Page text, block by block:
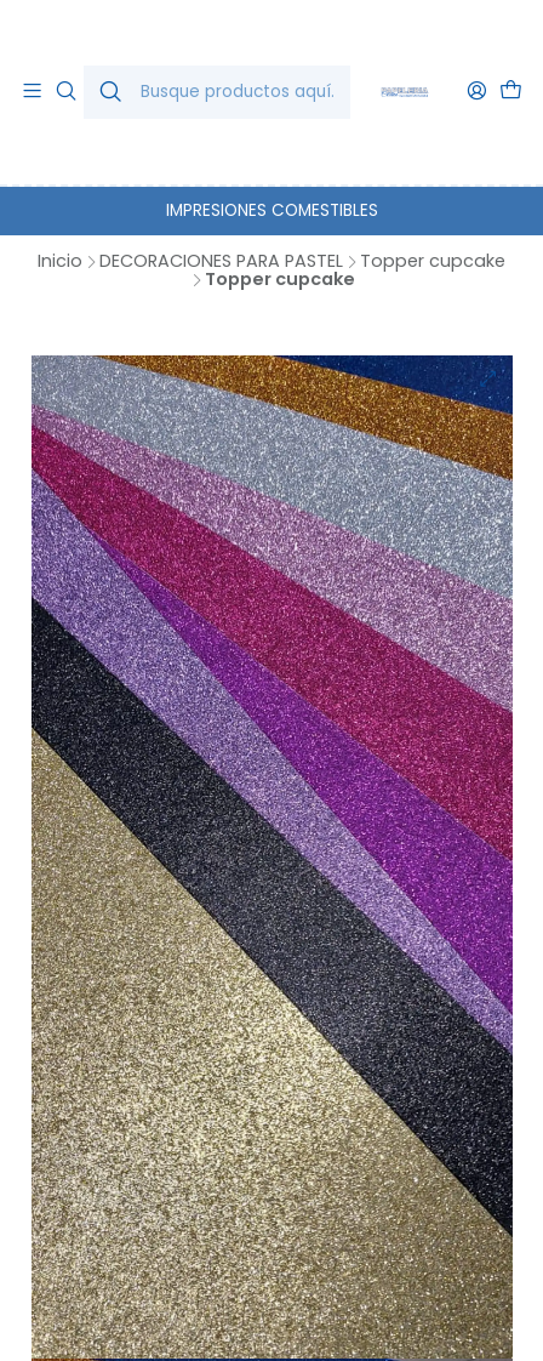
IMPRESIONES COMESTIBLES
Inicio DECORACIONES PARA PASTEL Topper cupcake
Topper cupcake